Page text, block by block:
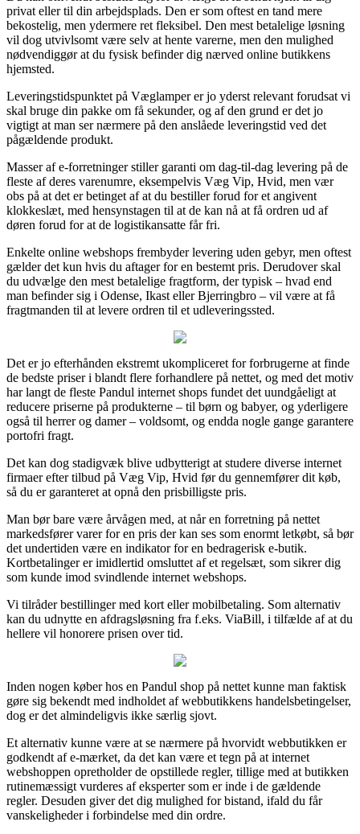
privat eller til din arbejdsplads. Den er som oftest en tand mere
bekostelig, men ydermere ret fleksibel. Den mest betalelige løsning
vil dog utvivlsomt være selv at hente varerne, men den mulighed
nødvendiggør at du fysisk befinder dig nærved online butikkens
hjemsted.
Leveringstidspunktet på Væglamper er jo yderst relevant forudsat vi
skal bruge din pakke om få sekunder, og af den grund er det jo
vigtigt at man ser nærmere på den anslåede leveringstid ved det
pågældende produkt.
Masser af e-forretninger stiller garanti om dag-til-dag levering på de
fleste af deres varenumre, eksempelvis Væg Vip, Hvid, men vær
obs på at det er betinget af at du bestiller forud for et angivent
klokkeslæt, med hensynstagen til at de kan nå at få ordren ud af
døren forud for at de logistikansatte får fri.
Enkelte online webshops frembyder levering uden gebyr, men oftest
gælder det kun hvis du aftager for en bestemt pris. Derudover skal
du udvælge den mest betalelige fragtform, der typisk – hvad end
man befinder sig i Odense, Ikast eller Bjerringbro – vil være at få
fragtmanden til at levere ordren til et udleveringssted.
Det er jo efterhånden ekstremt ukompliceret for forbrugerne at finde
de bedste priser i blandt flere forhandlere på nettet, og med det motiv
har langt de fleste Pandul internet shops fundet det uundgåeligt at
reducere priserne på produkterne – til børn og babyer, og yderligere
også til herrer og damer – voldsomt, og endda nogle gange garantere
portofri fragt.
Det kan dog stadigvæk blive udbytterigt at studere diverse internet
firmaer efter tilbud på Væg Vip, Hvid før du gennemfører dit køb,
så du er garanteret at opnå den prisbilligste pris.
Man bør bare være årvågen med, at når en forretning på nettet
markedsfører varer for en pris der kan ses som enormt letkøbt, så bør
det undertiden være en indikator for en bedragerisk e-butik.
Kortbetalinger er imidlertid omsluttet af et regelsæt, som sikrer dig
som kunde imod svindlende internet webshops.
Vi tilråder bestillinger med kort eller mobilbetaling. Som alternativ
kan du udnytte en afdragsløsning fra f.eks. ViaBill, i tilfælde af at du
hellere vil honorere prisen over tid.
Inden nogen køber hos en Pandul shop på nettet kunne man faktisk
gøre sig bekendt med indholdet af webbutikkens handelsbetingelser,
dog er det almindeligvis ikke særlig sjovt.
Et alternativ kunne være at se nærmere på hvorvidt webbutikken er
godkendt af e-mærket, da det kan være et tegn på at internet
webshoppen opretholder de opstillede regler, tillige med at butikken
rutinemæssigt vurderes af eksperter som er inde i de gældende
regler. Desuden giver det dig mulighed for bistand, ifald du får
vanskeligheder i forbindelse med din ordre.